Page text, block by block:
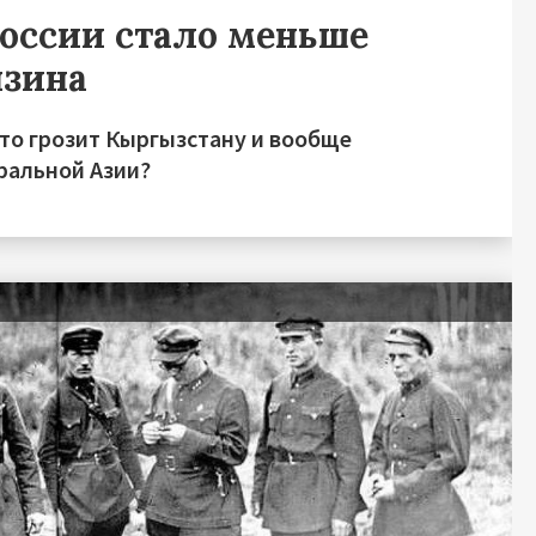
стало меньше
грозит Кыргызстану и вообще
Азии?